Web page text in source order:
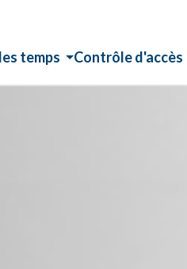
temps Contrôle d'accès